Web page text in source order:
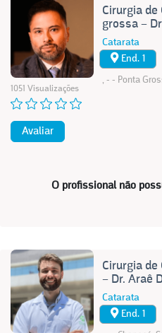
1051 Visualizações
Avaliar
Cirurgia de
grossa –
Catarata
End. 1
, - - Ponta
O profissional não
Cirurgia de
– Dr. Araê
Catarata
End. 1